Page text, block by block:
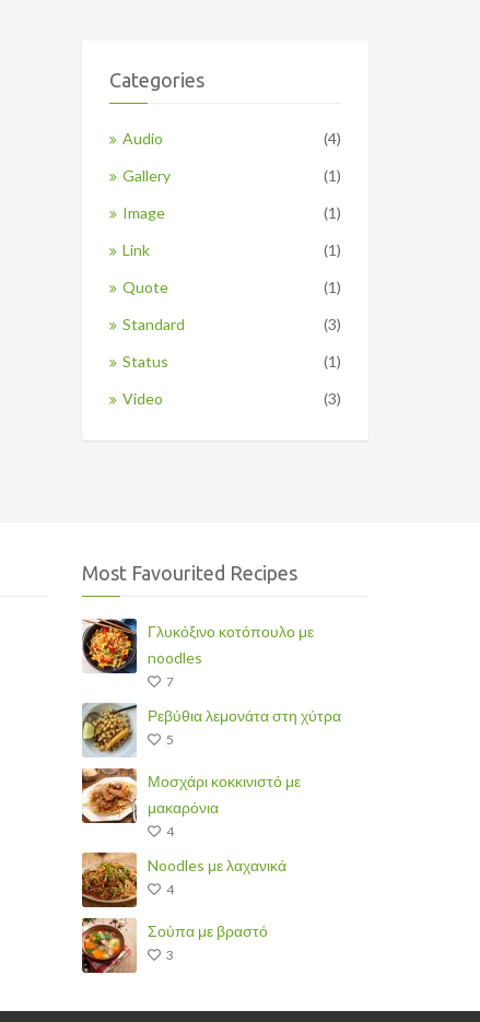
Categories
Audio
(4)
Gallery
(1)
Image
(1)
Link
(1)
Quote
(1)
Standard
(3)
Status
(1)
Video
(3)
Most Favourited Recipes
Γλυκόξινο κοτόπουλο με
noodles
7
Ρεβύθια λεμονάτα στη χύτρα
5
Μοσχάρι κοκκινιστό με
μακαρόνια
4
Noodles με λαχανικά
4
Σούπα με βραστό
3